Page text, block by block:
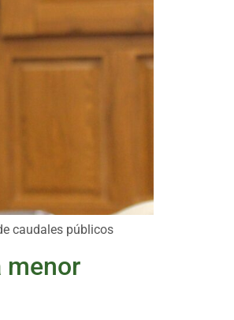
caudales públicos
menor